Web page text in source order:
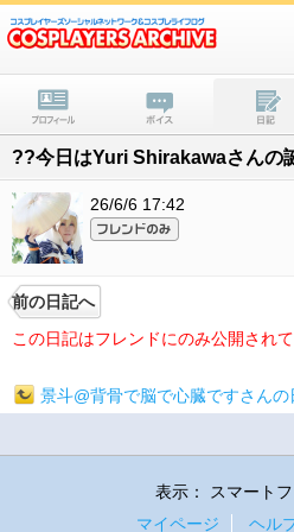
??今日はYuri Shirakawaさんの
26/6/6 17:42
前の日記へ
この日記はフレンドにのみ公開されて
景斗@背骨で脳で心臓ですさん
表示： スマート
マイページ
ヘル